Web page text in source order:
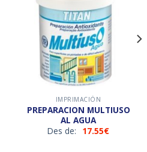
Añadir
lista de
deseos
IMPRIMACIÓN
PREPARACION MULTIUSO
AL AGUA
Des de:
17.55€